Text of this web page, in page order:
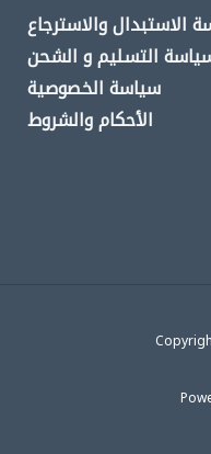
الاستبدال والاسترجاع
التسليم و الشحن
سياسة الخصوصية
الأحكام والشروط